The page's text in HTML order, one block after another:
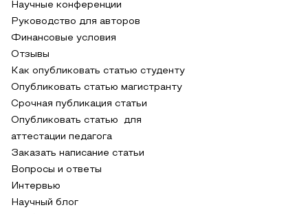
Научные конференции
Руководство для авторов
Финансовые условия
Отзывы
Как опубликовать статью студенту
Опубликовать статью магистранту
Срочная публикация статьи
Опубликовать статью для
аттестации педагога
Заказать написание статьи
Вопросы и ответы
Интервью
Научный блог